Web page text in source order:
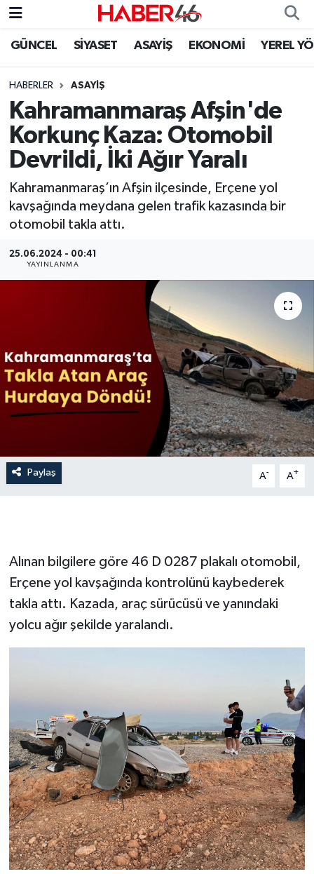
GÜNCEL SİYASET ASAYİŞ EKONOMİ YEREL
HABERLER ASAYİŞ
Kahramanmaraş Afşin'de
Korkunç Kaza: Otomobil
Devrildi, İki Ağır Yaralı
Kahramanmaraş’ın Afşin ilçesinde, Erçene yol
kavşağında meydana gelen trafik kazasında bir
otomobil takla attı.
25.06.2024 - 00:41
YAYINLANMA
Paylaş A- A+
Alınan bilgilere göre 46 D 0287 plakalı otomobil,
Erçene yol kavşağında kontrolünü kaybederek
takla attı. Kazada, araç sürücüsü ve yanındaki
yolcu ağır şekilde yaralandı.
GÜNCEL
SİYASET
EKONOMİ
SPOR
YAŞAM
TEKNOLOJİ
SAĞLIK
KÜLTÜR-SANAT
KSÜ
ROPORTAJ
KADIN-AİLE
YEREL YÖNETİM
MEDYA
BİLİMNET
Yemek
SİVİL TOPLUM
SEÇİM 2014
Nöbetçi Eczaneler
Hava Durumu
Kahramanmaraş Namaz Vakitleri
Trafik Durumu
Süper Lig Puan Durumu ve Fikstür
Tüm Manşetler
Son Dakika Haberleri